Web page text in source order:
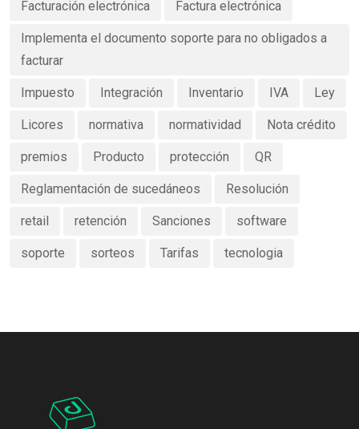
Facturación electrónica Factura electrónica
Implementa el documento soporte para no obligados a
facturar
Impuesto Integración Inventario IVA Ley
Licores normativa normatividad Nota crédito
premios Producto protección QR
Reglamentación de sucedáneos Resolución
retail retención Sanciones software
soporte sorteos Tarifas tecnologia